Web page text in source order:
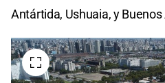
Antártida, Ushuaia, y